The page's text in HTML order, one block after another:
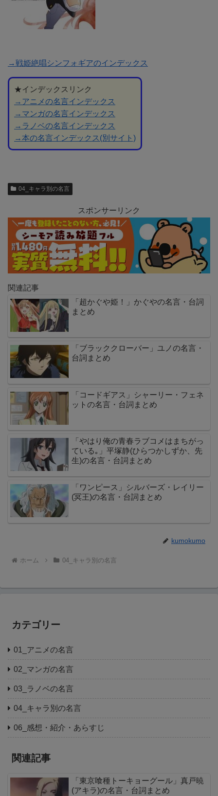
→戦姫絶唱シンフォギアのインデックス
★インデックスリンク
→アニメの名言インデックス
→マンガの名言インデックス
→ラノベの名言インデックス
→本の名言インデックス(別サイト)
04_キャラ別の名言
スポンサーリンク
関連記事
「超かぐや姫！」かぐやの名言・台詞
まとめ
「ブラッククローバー」ユノの名言・
台詞まとめ
「コードギアス」シャーリー・フェネ
ットの名言・台詞まとめ
「やはり俺の青春ラブコメはまちがっ
ている｡」平塚静(ひらつかしずか、先
生)の名言・台詞まとめ
「ワンピース」シルバーズ・レイリー
(冥王)の名言・台詞まとめ
kumokumo
ホーム 04_キャラ別の名言
カテゴリー
01_アニメの名言
02_マンガの名言
03_ラノベの名言
04_キャラ別の名言
06_感想・紹介・あらすじ
関連記事
「東京喰種トーキョーグール」真戸暁
(アキラ)の名言・台詞まとめ